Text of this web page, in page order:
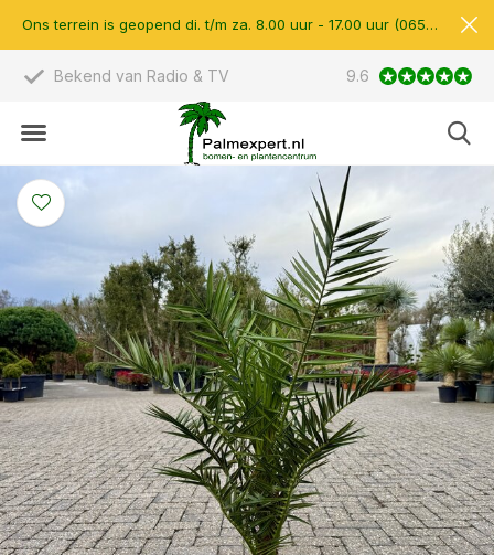
Scherpe prijzen & eigen import 14.000 m2
9.6
Ons terrein is geopend di. t/m za. 8.00 uur - 17.00 uur (0657510597)